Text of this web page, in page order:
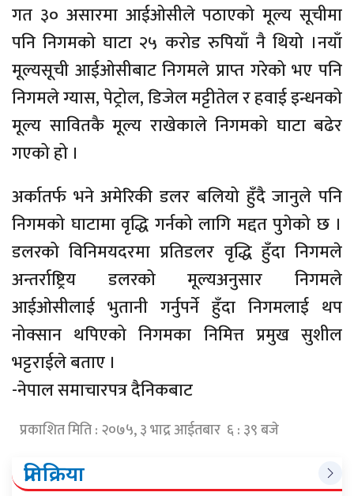
गत ३० असारमा आईओसीले पठाएको मूल्य सूचीमा
पनि निगमको घाटा २५ करोड रुपियाँ नै थियो ।नयाँ
मूल्यसूची आईओसीबाट निगमले प्राप्त गरेको भए पनि
निगमले ग्यास, पेट्रोल, डिजेल मट्टीतेल र हवाई इन्धनको
मूल्य सावितकै मूल्य राखेकाले निगमको घाटा बढेर
गएको हो ।
अर्कातर्फ भने अमेरिकी डलर बलियो हुँदै जानुले पनि
निगमको घाटामा वृद्धि गर्नको लागि मद्दत पुगेको छ ।
डलरको विनिमयदरमा प्रतिडलर वृद्धि हुँदा निगमले
अन्तर्राष्ट्रिय डलरको मूल्यअनुसार निगमले
आईओसीलाई भुतानी गर्नुपर्ने हुँदा निगमलाई थप
नोक्सान थपिएको निगमका निमित्त प्रमुख सुशील
भट्टराईले बताए ।
-नेपाल समाचारपत्र दैनिकबाट
प्रकाशित मिति : २०७५, ३ भाद्र आईतबार ६ : ३९ बजे
प्रतिक्रिया